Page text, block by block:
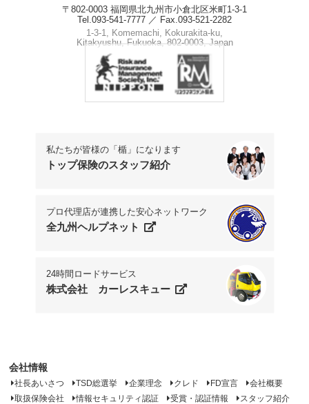
〒802-0003 福岡県北九州市小倉北区米町1-3-1
Tel.093-541-7777 ／ Fax.093-521-2282
1-3-1, Komemachi, Kokurakita-ku,
Kitakyushu, Fukuoka, 802-0003, Japan
Phone.+81-93-541-7777
私たちが皆様の「楯」になります
トップ保険のスタッフ紹介
プロ代理店が連携した安心ネットワーク
全九州ヘルプネット
24時間ロードサービス
株式会社 カーレスキュー
会社情報
社長あいさつ TSD総選挙 企業理念 クレド FD宣言
会社概要
取扱保険会社
情報セキュリティ認証 受賞・認証情報
スタッフ紹介